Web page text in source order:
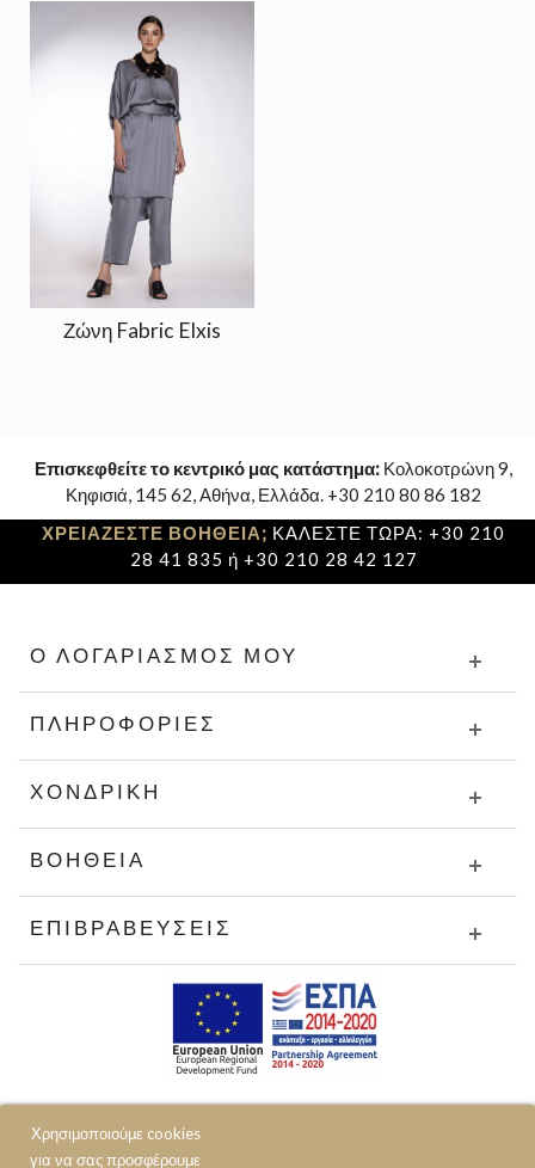
Χρησιμοποιούμε cookies
για να σας προσφέρουμε
Ζώνη Fabric Elxis
Επισκεφθείτε το κεντρικό μας κατάστημα: Κολοκοτρώνη 9,
Κηφισιά, 145 62, Αθήνα, Ελλάδα. +30 210 80 86 182
ΧΡΕΙΑΖΕΣΤΕ ΒΟΗΘΕΙΑ; ΚΑΛΕΣΤΕ ΤΩΡΑ: +30 210
28 41 835 ή +30 210 28 42 127
Ο ΛΟΓΑΡΙΑΣΜΌΣ ΜΟΥ
ΠΛΗΡΟΦΟΡΊΕΣ
ΧΟΝΔΡΙΚΉ
ΒΟΉΘΕΙΑ
ΕΠΙΒΡΑΒΕΎΣΕΙΣ